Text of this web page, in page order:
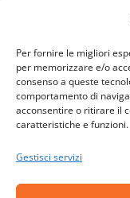
Per fornire le migliori
per memorizzare e/o
consenso a queste
comportamento di
acconsentire o ritirare il
caratteristiche e funzioni.
Gestisci servizi
EVENTI
Notice
Non ci